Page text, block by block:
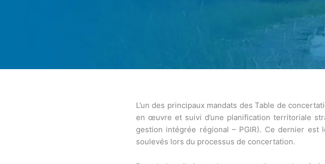
L’un des principaux mandats des Table de
en œuvre et suivi d’une planification territoriale
gestion intégrée régional – PGIR). Ce dernier
soulevés lors du processus de concertation.